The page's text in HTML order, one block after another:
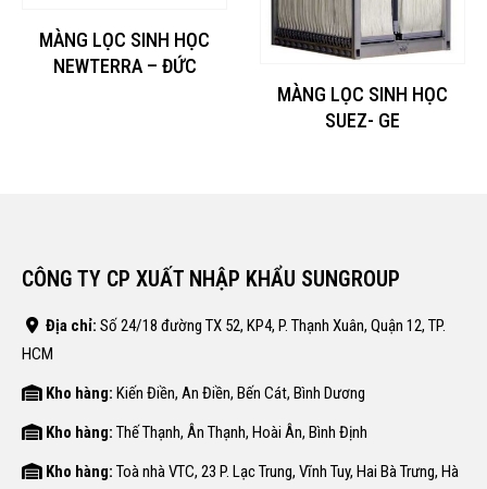
MÀNG LỌC SINH HỌC
NEWTERRA – ĐỨC
MÀNG LỌC SINH HỌC
SUEZ- GE
CÔNG TY CP XUẤT NHẬP KHẨU SUNGROUP
Địa chỉ: Số 24/18 đường TX 52, KP4, P. Thạnh Xuân, Quận 12, TP.
HCM
Kho hàng: Kiến Điền, An Điền, Bến Cát, Bình Dương
Kho hàng: Thế Thạnh, Ân Thạnh, Hoài Ân, Bình Định
Kho hàng: Toà nhà VTC, 23 P. Lạc Trung, Vĩnh Tuy, Hai Bà Trưng, Hà